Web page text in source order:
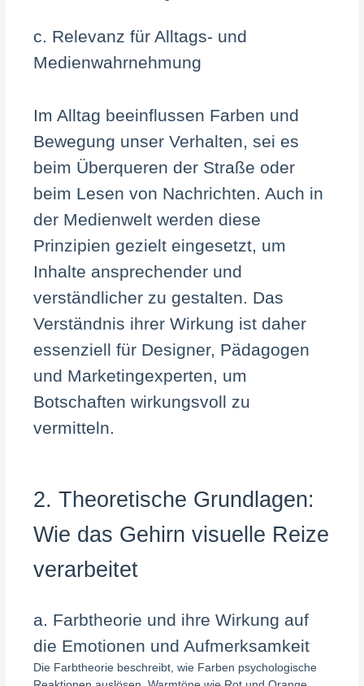
c. Relevanz für Alltags- und
Medienwahrnehmung
Im Alltag beeinflussen Farben und
Bewegung unser Verhalten, sei es
beim Überqueren der Straße oder
beim Lesen von Nachrichten. Auch in
der Medienwelt werden diese
Prinzipien gezielt eingesetzt, um
Inhalte ansprechender und
verständlicher zu gestalten. Das
Verständnis ihrer Wirkung ist daher
essenziell für Designer, Pädagogen
und Marketingexperten, um
Botschaften wirkungsvoll zu
vermitteln.
2. Theoretische Grundlagen:
Wie das Gehirn visuelle Reize
verarbeitet
a. Farbtheorie und ihre Wirkung auf
die Emotionen und Aufmerksamkeit
Die Farbtheorie beschreibt, wie Farben psychologische